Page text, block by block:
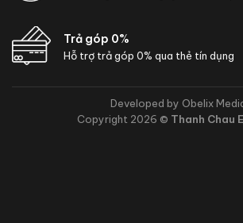
Trả góp 0%
Hỗ trợ trả góp 0% qua thẻ tín dụng
Developed by Obelix
Copyright 2026 © Thanh Chau